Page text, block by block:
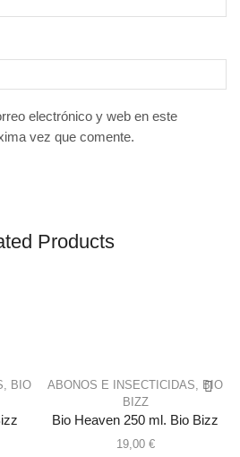
electrónico y web en este
vez que comente.
Products
, BIO
ABONOS E INSECTICIDAS, BIO
BIZZ
Bio Heaven 250 ml. Bio Bizz
19,00 €